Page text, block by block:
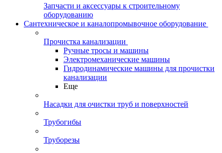
Запчасти и аксессуары к строительному
оборудованию
Сантехническое и каналопромывочное оборудование
Прочистка канализации
Ручные тросы и машины
Электромеханические машины
Гидродинамические машины для прочистки
канализации
Еще
Насадки для очистки труб и поверхностей
Трубогибы
Труборезы